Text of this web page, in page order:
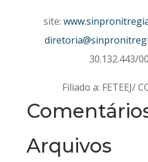
site:
30.132.443/
Filiado a: FETEEJ/
Arquivos